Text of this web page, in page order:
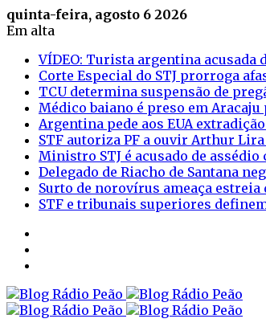
quinta-feira, agosto 6 2026
Em alta
VÍDEO: Turista argentina acusada
Corte Especial do STJ prorroga
TCU determina suspensão de
Médico baiano é preso em
Argentina pede aos EUA
STF autoriza PF a ouvir Arthur
Ministro STJ é acusado de assédio
Delegado de Riacho de Santana
Surto de norovírus ameaça
STF e tribunais superiores